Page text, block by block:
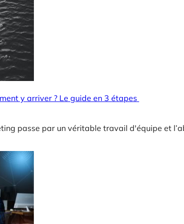
y arriver ? Le guide en 3 étapes
passe par un véritable travail d'équipe et